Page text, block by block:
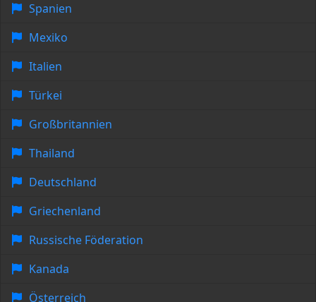
Spanien
Mexiko
Italien
Türkei
Großbritannien
Thailand
Deutschland
Griechenland
Russische Föderation
Kanada
Österreich